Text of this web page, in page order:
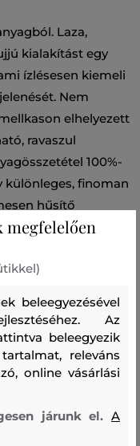
Laza,
kialakítást egy
ízlésesen kiemeli
Nem
elhelyezett
ravaszul
100%-
különleges, finoman
hűsítő
illeszkedő
Termék kódja
megfelelően
beleegyezésével
Az
beleegyezik
releváns
online vásárlási
járunk el.A